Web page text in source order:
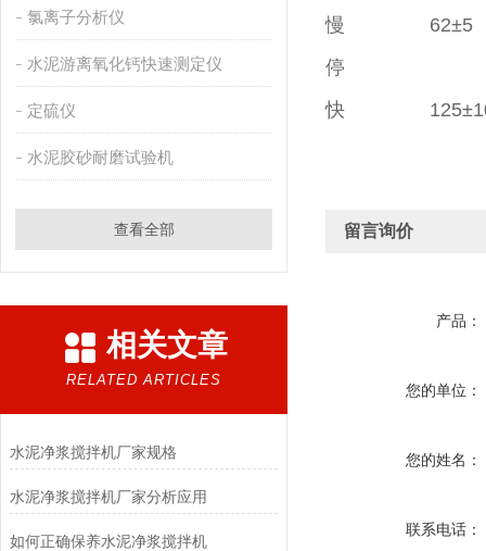
氯离子分析仪
水泥游离氧化钙快速测定仪
定硫仪
水泥胶砂耐磨试验机
查看全部
相关文章
RELATED ARTICLES
水泥净浆搅拌机厂家规格
水泥净浆搅拌机厂家分析应用
如何正确保养水泥净浆搅拌机
慢
62±5
停
快
留言询价
产品：
您的单位：
您的姓名：
联系电话：